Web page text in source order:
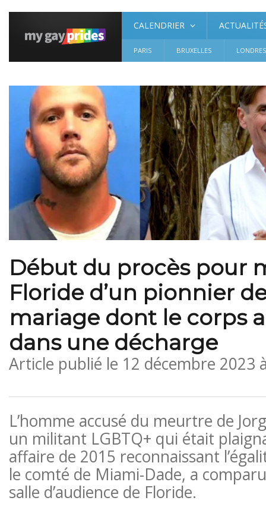
CALENDRIER
PARIS BRUXELLES LONDRES
Début du procès pour
Floride d’un pionnier
mariage dont le corps
dans une décharge
Article publié le 12 décembre 2023
L’homme accusé du meurtre de
un militant LGBTQ+ qui était
affaire de 2015 reconnaissant
le comté de Miami-Dade, a
salle d’audience de Floride.